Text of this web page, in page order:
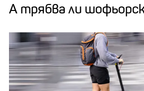
А трябва ли